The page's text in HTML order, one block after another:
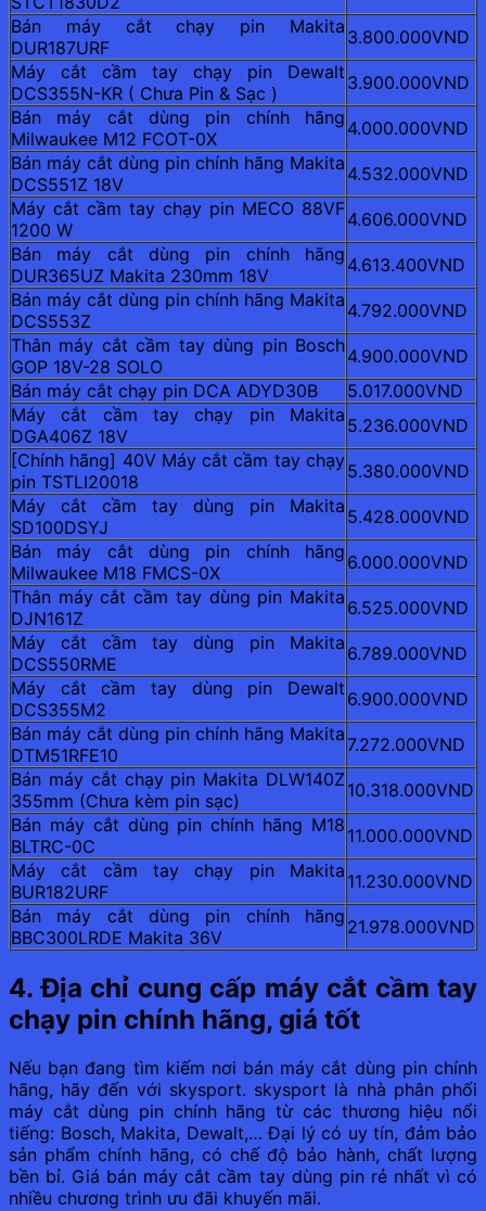
Bán máy cắt chạy pin Makita
DUR187URF
3.800.000VND
Máy cắt cầm tay chạy pin Dewalt
DCS355N-KR ( Chưa Pin & Sạc )
3.900.000VND
Bán máy cắt dùng pin chính hãng
Milwaukee M12 FCOT-0X
4.000.000VND
Bán máy cắt dùng pin chính hãng Makita
DCS551Z 18V
4.532.000VND
Máy cắt cầm tay chạy pin MECO 88VF
1200 W
4.606.000VND
Bán máy cắt dùng pin chính hãng
DUR365UZ Makita 230mm 18V
4.613.400VND
Bán máy cắt dùng pin chính hãng Makita
DCS553Z
4.792.000VND
Thân máy cắt cầm tay dùng pin Bosch
GOP 18V-28 SOLO
4.900.000VND
Bán máy cắt chạy pin DCA ADYD30B
5.017.000VND
Máy cắt cầm tay chạy pin Makita
DGA406Z 18V
5.236.000VND
[Chính hãng] 40V Máy cắt cầm tay chạy
pin TSTLI20018
5.380.000VND
Máy cắt cầm tay dùng pin Makita
SD100DSYJ
5.428.000VND
Bán máy cắt dùng pin chính hãng
Milwaukee M18 FMCS-0X
6.000.000VND
Thân máy cắt cầm tay dùng pin Makita
DJN161Z
6.525.000VND
Máy cắt cầm tay dùng pin Makita
DCS550RME
6.789.000VND
Máy cắt cầm tay dùng pin Dewalt
DCS355M2
6.900.000VND
Bán máy cắt dùng pin chính hãng Makita
DTM51RFE10
7.272.000VND
Bán máy cắt chạy pin Makita DLW140Z
355mm (Chưa kèm pin sạc)
10.318.000VND
Bán máy cắt dùng pin chính hãng M18
BLTRC-0C
11.000.000VND
Máy cắt cầm tay chạy pin Makita
BUR182URF
11.230.000VND
Bán máy cắt dùng pin chính hãng
BBC300LRDE Makita 36V
21.978.000VND
4. Địa chỉ cung cấp máy cắt cầm tay
chạy pin chính hãng, giá tốt
Nếu bạn đang tìm kiếm nơi bán máy cắt dùng pin chính
hãng, hãy đến với skysport. skysport là nhà phân phối
máy cắt dùng pin chính hãng từ các thương hiệu nổi
tiếng: Bosch, Makita, Dewalt,… Đại lý có uy tín, đảm bảo
sản phẩm chính hãng, có chế độ bảo hành, chất lượng
bền bỉ. Giá bán máy cắt cầm tay dùng pin rẻ nhất vì có
nhiều chương trình ưu đãi khuyến mãi.